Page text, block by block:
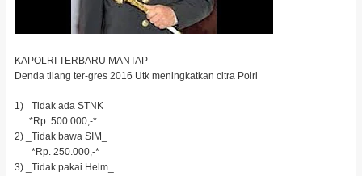
KAPOLRI TERBARU MANTAP
Denda tilang ter-gres 2016 Utk meningkatkan citra Polri
1) _Tidak ada STNK_
*Rp. 500.000,-*
2) _Tidak bawa SIM_
*Rp. 250.000,-*
3) _Tidak pakai Helm_